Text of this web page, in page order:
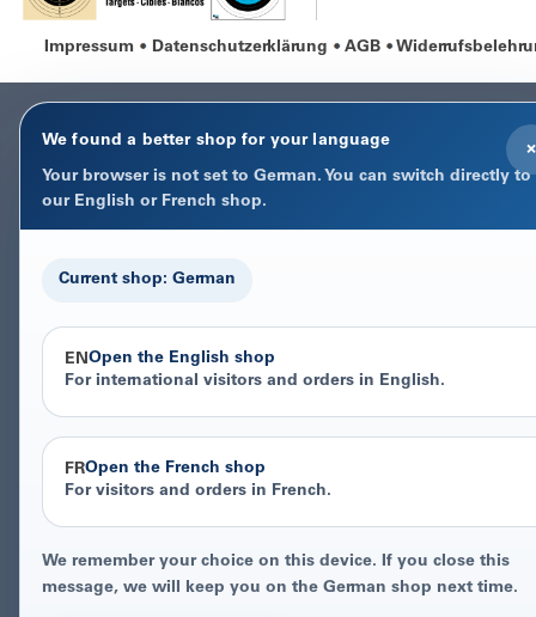
Impressum Datenschutzerklärung AGB
×
We found a better shop for your language
Your browser is not set to German. You can switch directly to
our English or French shop.
Current shop: German
ENOpen the English shop
For international visitors and orders in English.
FROpen the French shop
For visitors and orders in French.
We remember your choice on this device. If you close this
message, we will keep you on the German shop next time.